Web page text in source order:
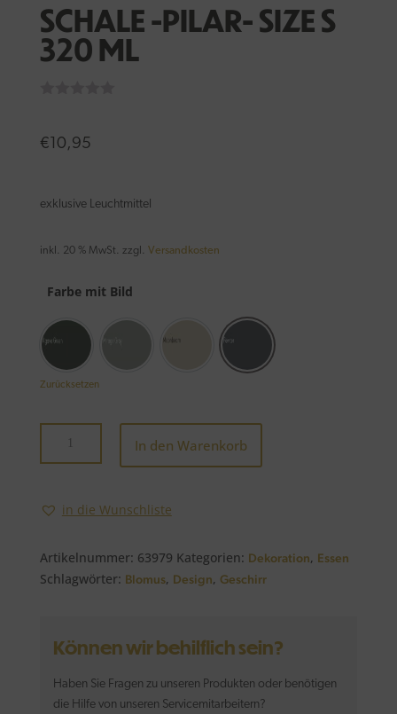
SCHALE -PILAR- SIZE S
320 ML
€ 10,95
exklusive Leuchtmittel
inkl. 20 % MwSt. zzgl. Versandkosten
Farbe mit Bild
Agave GreenMirage Grey Moonbeam Pewter
Zurücksetzen
S
ml
Menge
In den Warenkorb
in die Wunschliste
Artikelnummer: 63979 Kategorien: Dekoration, Essen
Schlagwörter: Blomus, Design, Geschirr
Können wir behilflich sein?
Haben Sie Fragen zu unseren Produkten oder benötigen
die Hilfe von unseren Servicemitarbeitern?